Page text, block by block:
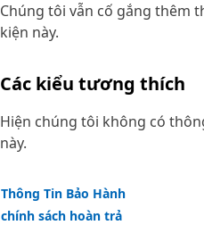
Chúng tôi vẫn cố gắng thêm
kiện này.
Các kiểu tương thích
Hiện chúng tôi không có
này.
Thông Tin Bảo Hành
chính sách hoàn trả